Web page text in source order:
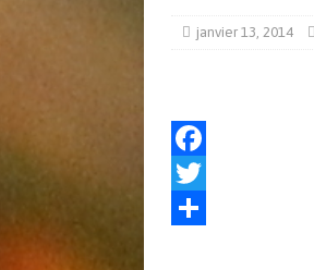
janvier 13, 2014
F
aT